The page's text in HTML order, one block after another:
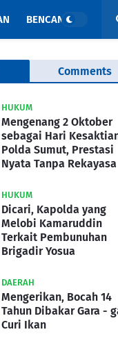
BENCANA
Comments
HUKUM
Mengenang 2 Oktober
sebagai Hari
Polda Sumut, Prestasi
Nyata Tanpa Rekayasa
HUKUM
Dicari, Kapolda yang
Melobi Kamaruddin
Terkait Pembunuhan
Brigadir Yosua
DAERAH
Mengerikan, Bocah 14
Tahun Dibakar Gara -
Curi Ikan